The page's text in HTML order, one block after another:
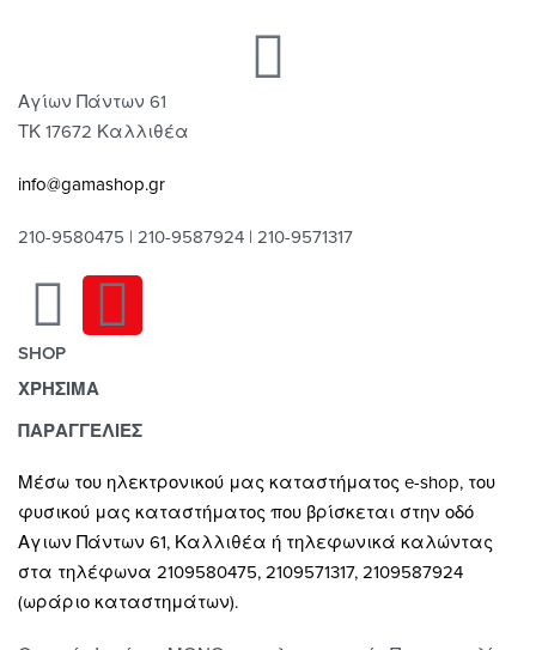
Αγίων Πάντων 61
ΤΚ 17672 Καλλιθέα
info@gamashop.gr
210-9580475 | 210-9587924 | 210-9571317
SHOP
Χαλιά
Κουρτίνες
Ρόλλερ Σκίασης
Γκαζόν
Δάπεδα
Τοίχος
ΧΡΗΣΙΜΑ
Τρόποι Πληρωμής
Επιστροφές
Οροι και Προϋποθέσεις Χρήσης
Προστασία Απορρήτου
ΠΑΡΑΓΓΕΛΙΕΣ
Μέσω του ηλεκτρονικού μας καταστήματος e-shop, του
φυσικού μας καταστήματος που βρίσκεται στην οδό
Αγιων Πάντων 61, Καλλιθέα ή τηλεφωνικά καλώντας
στα τηλέφωνα 2109580475, 2109571317, 2109587924
(ωράριο καταστημάτων).